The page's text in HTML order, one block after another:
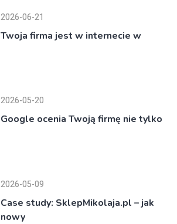
2026-06-21
Twoja firma jest w internecie w
2026-05-20
Google ocenia Twoją firmę nie tylko
2026-05-09
Case study: SklepMikolaja.pl – jak
nowy